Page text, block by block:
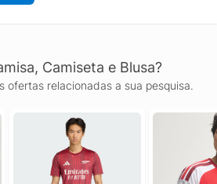
Camiseta e Blusa?
ofertas relacionadas a sua pesquisa.